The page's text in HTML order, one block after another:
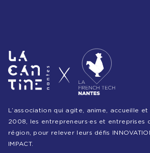
& Contenus
Programmes
L’association qui agite, anime, accueille
2008, les entrepreneurs·es et entreprises
région, pour relever leurs défis
IMPACT.